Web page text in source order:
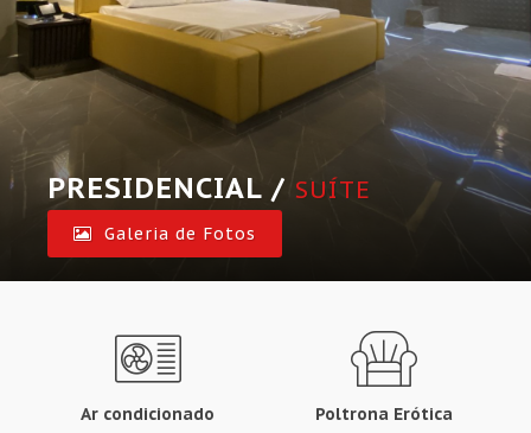
PRESIDENCIAL / SUÍTE
Galeria de Fotos
Ar condicionado Poltrona Erótica